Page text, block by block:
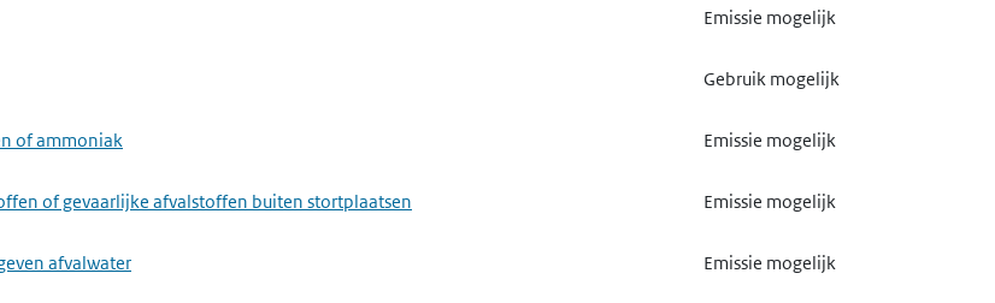
Emissie mogelijk
Gebruik mogelijk
of ammoniak Emissie mogelijk
of gevaarlijke afvalstoffen buiten stortplaatsen Emissie mogelijk
afvalwater Emissie mogelijk